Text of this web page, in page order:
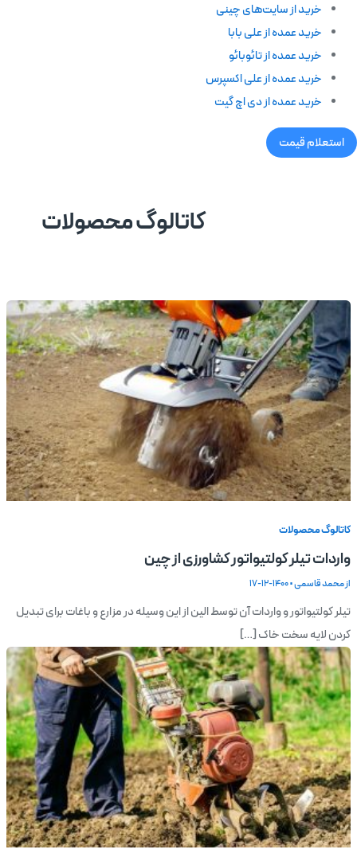
خرید از سایت‌های چینی
خرید عمده از علی بابا
خرید عمده از تائوبائو
خرید عمده از علی اکسپرس
خرید عمده از دی اچ گیت
استعلام قیمت
کاتالوگ محصولات
کاتالوگ محصولات
واردات تیلر کولتیواتور کشاورزی از چین
ازمحمد قاسمی•
1400-12-17
تیلر کولتیواتور و واردات آن توسط الین از این وسیله در مزارع و باغات برای تبدیل
کردن لایه سخت خاک […]